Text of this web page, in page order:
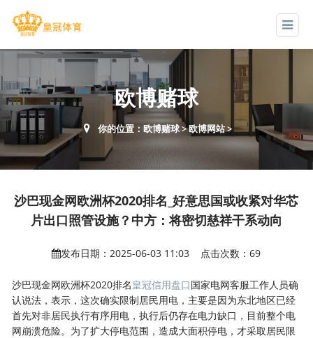
欧博赌球
你的位置：欧博赌球>欧博网站>
沙巴现金网欧洲杯2020排名_好意思国或收紧对华芯
片出口照管设施？中方：将密切慈祥干系动向
发布日期：2025-06-03 11:03 点击次数：69
沙巴现金网欧洲杯2020排名皇冠信用盘口国家电网客服工作人员确
认说法，表示，这次确实限制居民用电，主要是因为东北地区已经
首先对非居民执行有序用电，执行后仍存在电力缺口，目前整个电
网崩溃危险。为了扩大停电范围，造成大面积停电，才采取居民限